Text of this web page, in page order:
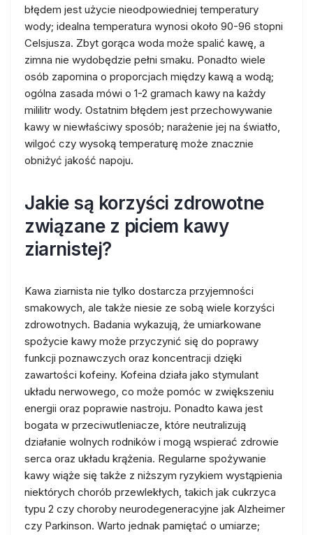
błędem jest użycie nieodpowiedniej temperatury
wody; idealna temperatura wynosi około 90-96 stopni
Celsjusza. Zbyt gorąca woda może spalić kawę, a
zimna nie wydobędzie pełni smaku. Ponadto wiele
osób zapomina o proporcjach między kawą a wodą;
ogólna zasada mówi o 1-2 gramach kawy na każdy
mililitr wody. Ostatnim błędem jest przechowywanie
kawy w niewłaściwy sposób; narażenie jej na światło,
wilgoć czy wysoką temperaturę może znacznie
obniżyć jakość napoju.
Jakie są korzyści zdrowotne
związane z piciem kawy
ziarnistej?
Kawa ziarnista nie tylko dostarcza przyjemności
smakowych, ale także niesie ze sobą wiele korzyści
zdrowotnych. Badania wykazują, że umiarkowane
spożycie kawy może przyczynić się do poprawy
funkcji poznawczych oraz koncentracji dzięki
zawartości kofeiny. Kofeina działa jako stymulant
układu nerwowego, co może pomóc w zwiększeniu
energii oraz poprawie nastroju. Ponadto kawa jest
bogata w przeciwutleniacze, które neutralizują
działanie wolnych rodników i mogą wspierać zdrowie
serca oraz układu krążenia. Regularne spożywanie
kawy wiąże się także z niższym ryzykiem wystąpienia
niektórych chorób przewlekłych, takich jak cukrzyca
typu 2 czy choroby neurodegeneracyjne jak Alzheimer
czy Parkinson. Warto jednak pamiętać o umiarze;